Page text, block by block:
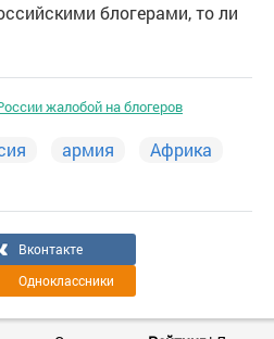
блогерами, то ли
жалобой на блогеров
армия
Африка
Вконтакте
Одноклассники